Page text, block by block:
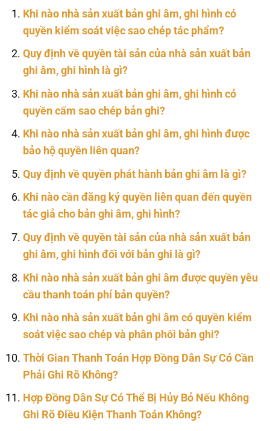
Khi nào nhà sản xuất bản ghi âm, ghi hình có
quyền kiểm soát việc sao chép tác phẩm?
Quy định về quyền tài sản của nhà sản xuất bản
ghi âm, ghi hình là gì?
Khi nào nhà sản xuất bản ghi âm, ghi hình có
quyền cấm sao chép bản ghi?
Khi nào nhà sản xuất bản ghi âm, ghi hình được
bảo hộ quyền liên quan?
Quy định về quyền phát hành bản ghi âm là gì?
Khi nào cần đăng ký quyền liên quan đến quyền
tác giả cho bản ghi âm, ghi hình?
Quy định về quyền tài sản của nhà sản xuất bản
ghi âm, ghi hình đối với bản ghi là gì?
Khi nào nhà sản xuất bản ghi âm được quyền yêu
cầu thanh toán phí bản quyền?
Khi nào nhà sản xuất bản ghi âm có quyền kiểm
soát việc sao chép và phân phối bản ghi?
Thời Gian Thanh Toán Hợp Đồng Dân Sự Có Cần
Phải Ghi Rõ Không?
Hợp Đồng Dân Sự Có Thể Bị Hủy Bỏ Nếu Không
Ghi Rõ Điều Kiện Thanh Toán Không?